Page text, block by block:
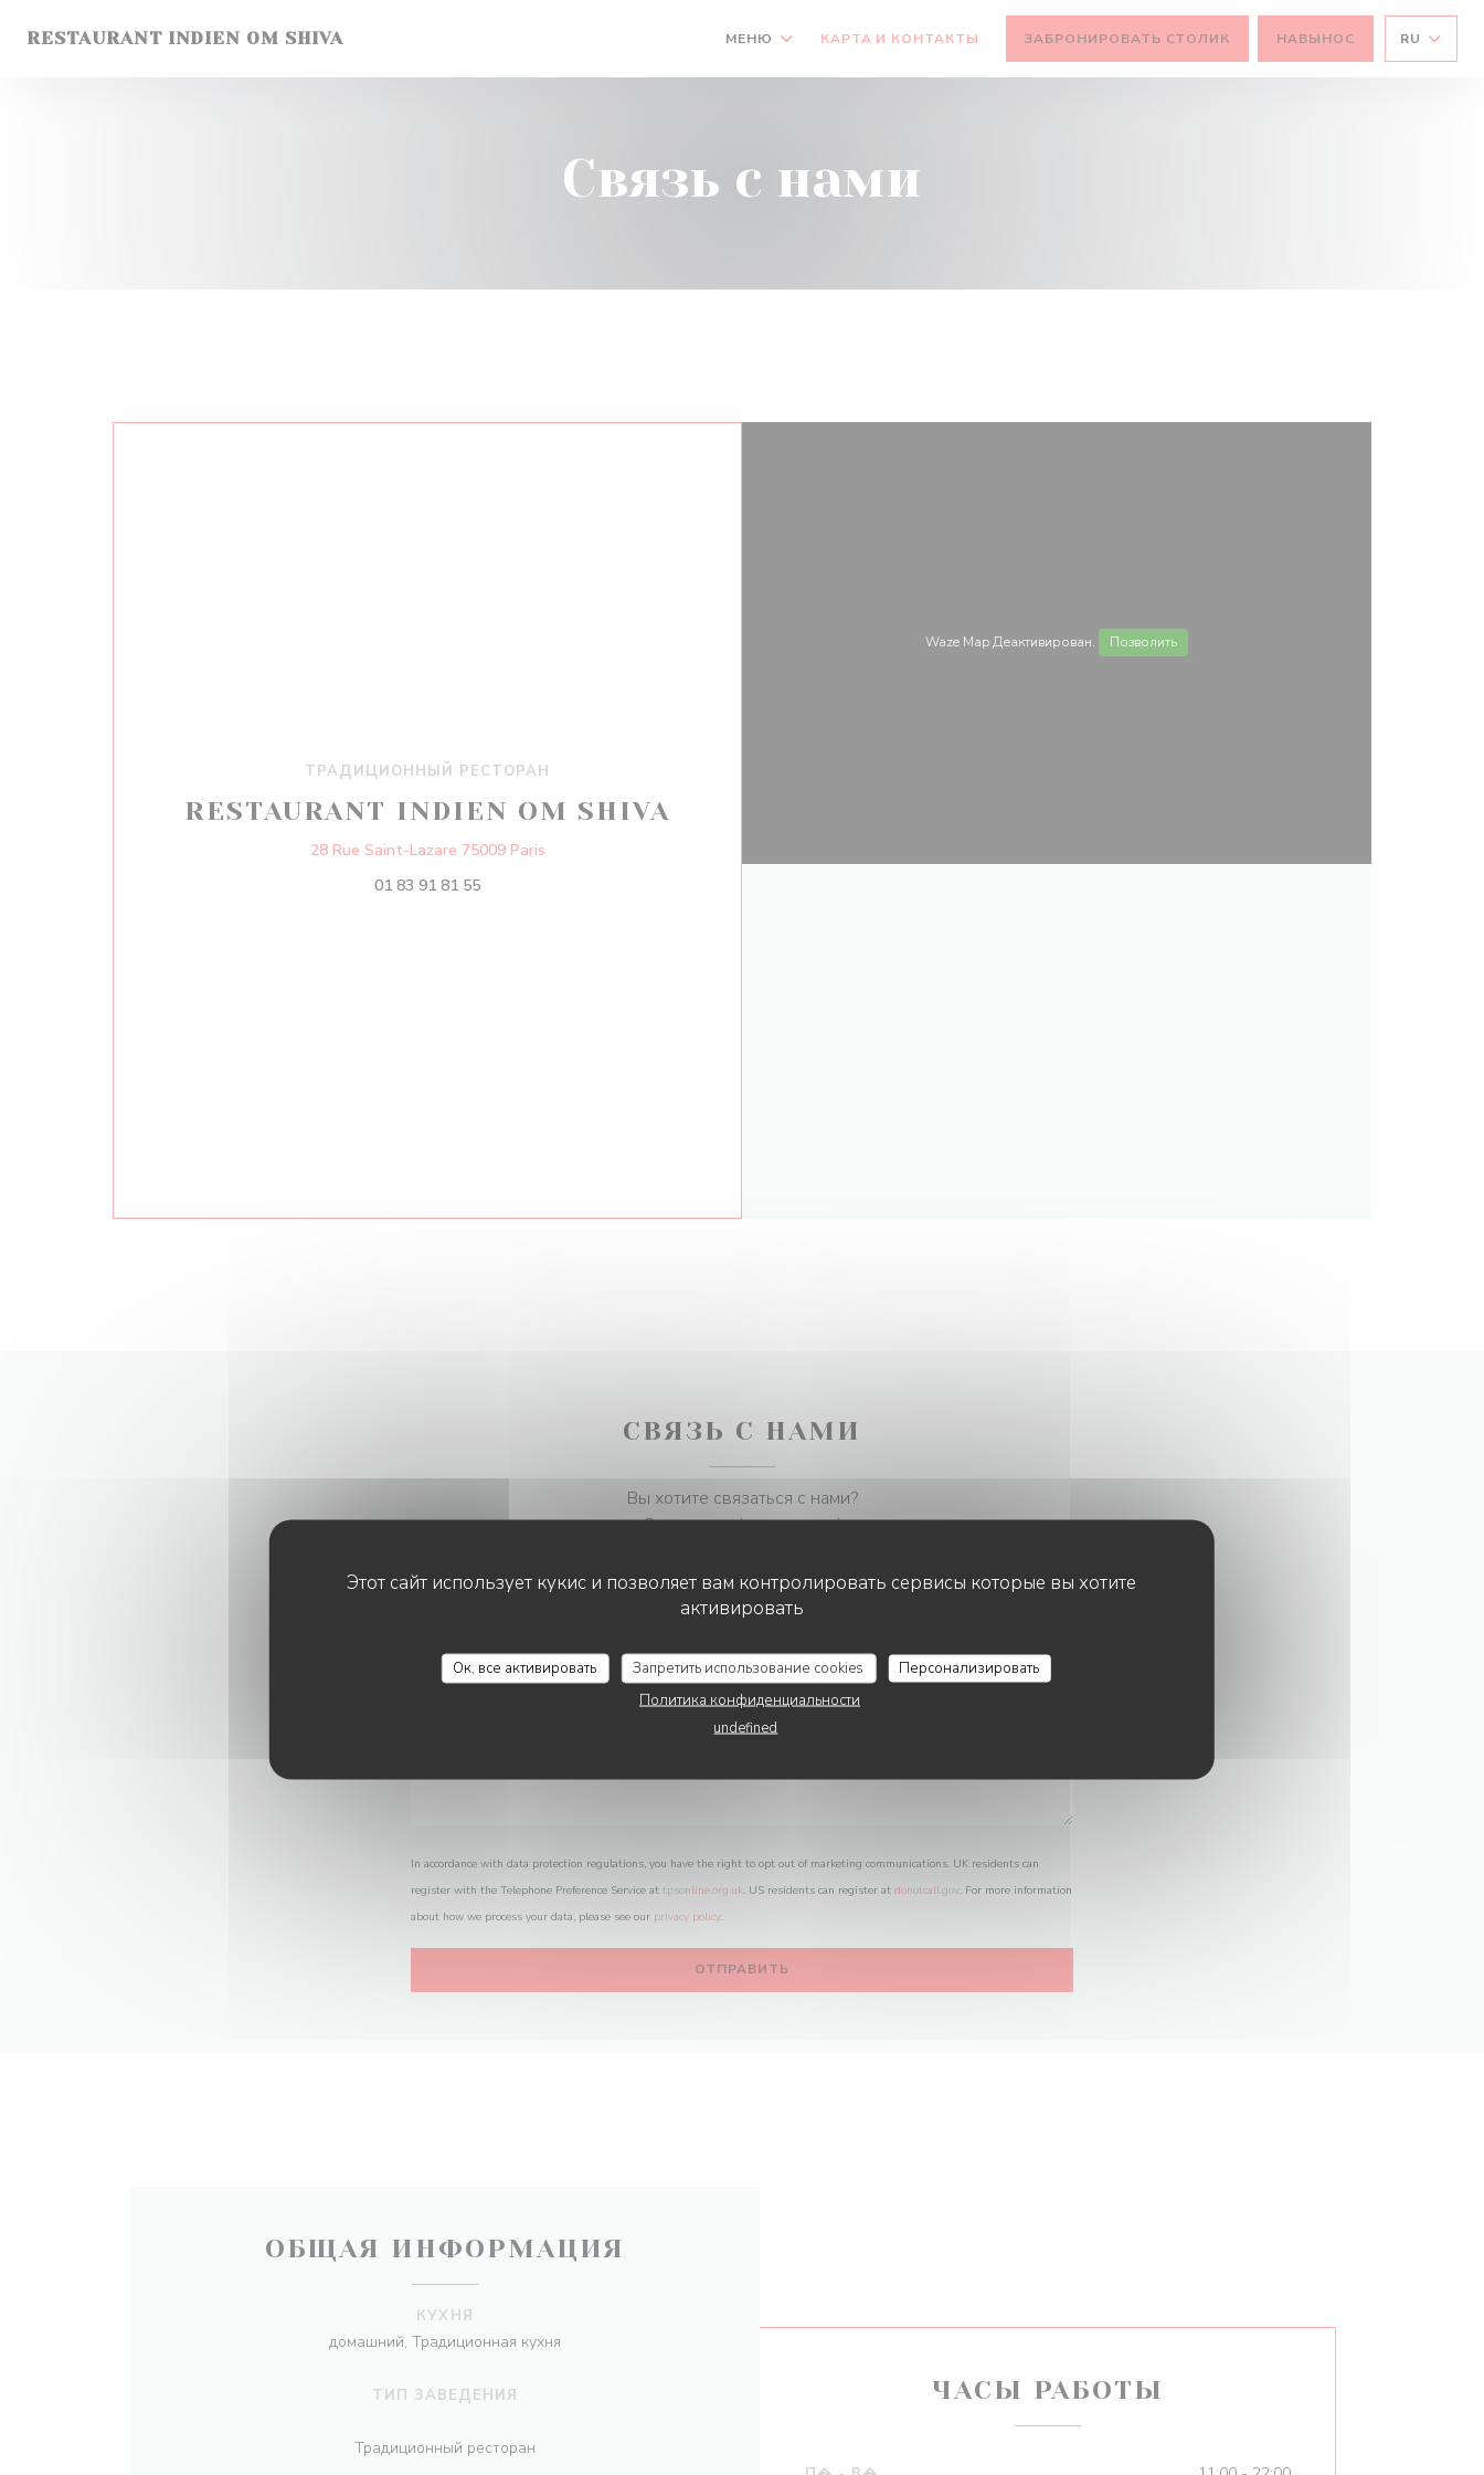
Этот сайт использует кукис и позволяет вам контролировать сервисы которые вы хотите
активировать
Ок, все активировать Запретить использование cookies
Персонализировать
Политика конфиденциальности
undefined
RESTAURANT INDIEN OM SHIVA МЕНЮ КАРТА И КОНТАКТЫ ЗАБРОНИРОВАТЬ СТОЛИК НАВЫНОС RU
Связь с нами
ТРАДИЦИОННЫЙ РЕСТОРАН
RESTAURANT INDIEN OM SHIVA
28 Rue Saint-Lazare 75009 Paris((открывается в новом окне))
01 83 91 81 55
Waze Map Деактивирован. Позволить
СВЯЗЬ С НАМИ
Вы хотите связаться с нами?
Заполните форму ниже!
In accordance with data protection regulations, you have the right to opt out of marketing communications. UK residents can
register with the Telephone Preference Service at tpsonline.org.uk. US residents can register at donotcall.gov. For more information
about how we process your data, please see our privacy policy.
ОБЩАЯ ИНФОРМАЦИЯ
КУХНЯ
домашний, Традиционная кухня
ТИП ЗАВЕДЕНИЯ
Традиционный ресторан
ЧАСЫ РАБОТЫ
RESTAURANT INDIEN OM SHIVA